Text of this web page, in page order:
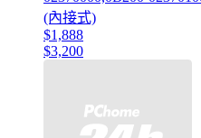
(內接式)
$1,888
$3,200